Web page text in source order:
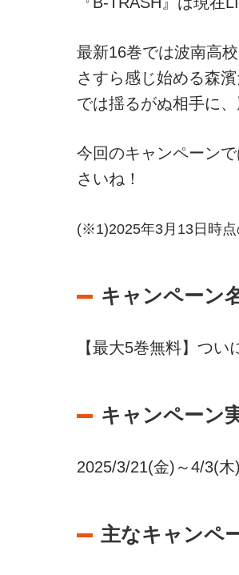
最新16巻では波南高
さすら感じ始める森
では揺るがぬ相手に
今回のキャンペーン
さいね！
(※1)2025年3月13日時点
キャンペーン
【最大5巻無料】つ
キャンペーン
2025/3/21(金)～4/3(木)
主なキャンペ